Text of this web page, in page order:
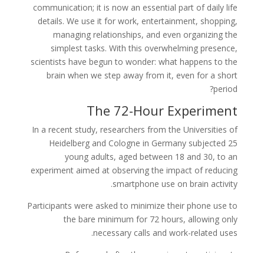
communication; it is now an essential part of daily life
details. We use it for work, entertainment, shopping,
managing relationships, and even organizing the
simplest tasks. With this overwhelming presence,
scientists have begun to wonder: what happens to the
brain when we step away from it, even for a short
period?
The 72-Hour Experiment
In a recent study, researchers from the Universities of
Heidelberg and Cologne in Germany subjected 25
young adults, aged between 18 and 30, to an
experiment aimed at observing the impact of reducing
smartphone use on brain activity.
Participants were asked to minimize their phone use to
the bare minimum for 72 hours, allowing only
necessary calls and work-related uses.